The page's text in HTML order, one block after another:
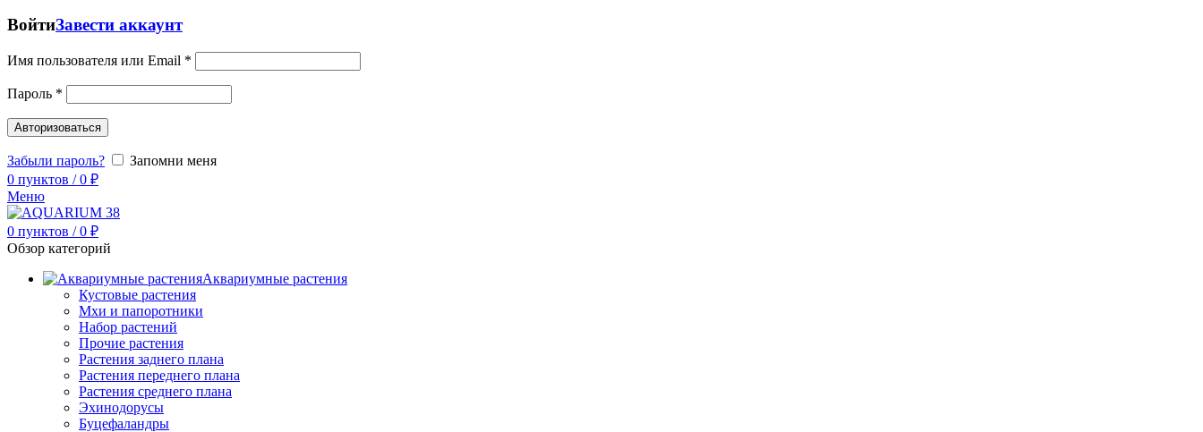
ВойтиЗавести аккаунт
Имя пользователя или Email *
Пароль *
Авторизоваться
Забыли пароль?
Запомни меня
0 пунктов / 0 ₽
Меню
0 пунктов / 0 ₽
Обзор категорий
Аквариумные растения
Кустовые растения
Мхи и папоротники
Набор растений
Прочие растения
Растения заднего плана
Растения переднего плана
Растения среднего плана
Эхинодорусы
Буцефаландры